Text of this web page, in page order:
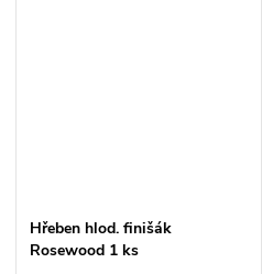
Hřeben hlod. finišák
Rosewood 1 ks